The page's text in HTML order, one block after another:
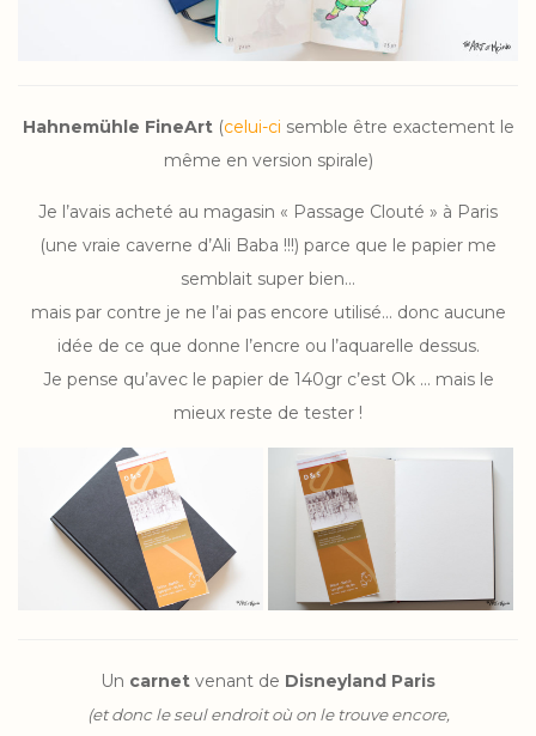
Hahnemühle FineArt(celui-ci semble être exactement le
même en version spirale)
Je l’avais acheté au magasin « Passage Clouté » à Paris
(une vraie caverne d’Ali Baba !!!) parce que le papier me
semblait super bien…
mais par contre je ne l’ai pas encore utilisé… donc aucune
idée de ce que donne l’encre ou l’aquarelle dessus.
Je pense qu’avec le papier de 140gr c’est Ok … mais le
mieux reste de tester !
Un carnet venant de Disneyland Paris
(et donc le seul endroit où on le trouve encore,